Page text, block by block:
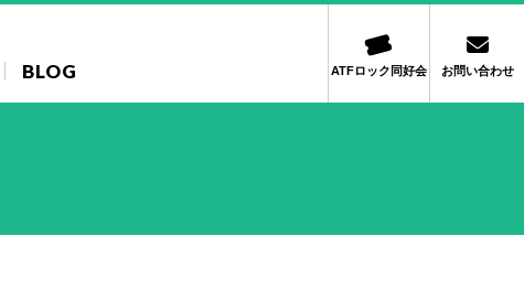
BLOG ATFロック同好会 お問い合わせ